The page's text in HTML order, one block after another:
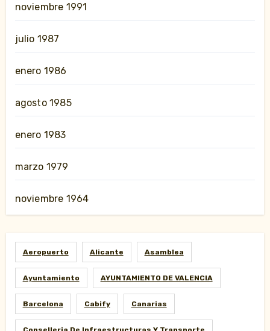
noviembre 1991
julio 1987
enero 1986
agosto 1985
enero 1983
marzo 1979
noviembre 1964
Aeropuerto Alicante Asamblea
Ayuntamiento AYUNTAMIENTO DE VALENCIA
Barcelona Cabify Canarias